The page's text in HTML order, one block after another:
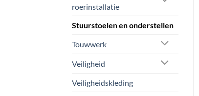
roerinstallatie
Stuurstoelen en onderstellen
Touwwerk
Veiligheid
Veiligheidskleding